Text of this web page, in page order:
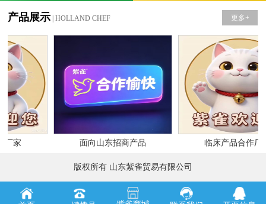
产品展示 | HOLLAND CHEF 更多+
家 面向山东招商产品 临床产品合作厂
版权所有 山东紫雀贸易有限公司